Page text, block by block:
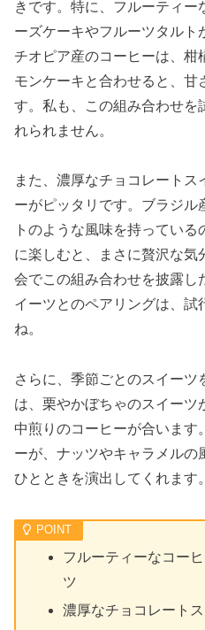
きです。特に、フルーティ
ーズケーキやフルーツタルト
チオピア産のコーヒーは、柑
モンケーキと合わせると、
す。私も、この組み合わせを
れられません。
また、濃厚なチョコレートス
ーがピッタリです。ブラジル
トのような風味を持ってい
に楽しむと、まさに贅沢な
会でこの組み合わせを披露し
イーツとのペアリングは、試
ね。
さらに、季節ごとのスイーツ
は、栗やかぼちゃのスイーツ
中煎りのコーヒーが合います
ーが、ナッツやキャラメルの
ひとときを演出してくれます。
フルーティーなコー
ツ
濃厚なチョコレート